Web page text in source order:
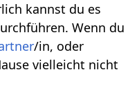
kannst du es
Wenn du
/in, oder
vielleicht nicht